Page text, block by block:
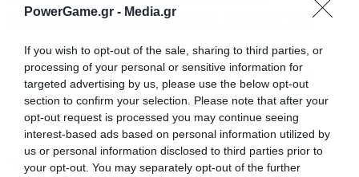
PowerGame.gr - Media.gr
If you wish to opt-out of the sale, sharing to third parties, or
processing of your personal or sensitive information for
targeted advertising by us, please use the below opt-out
section to confirm your selection. Please note that after your
opt-out request is processed you may continue seeing
interest-based ads based on personal information utilized by
us or personal information disclosed to third parties prior to
your opt-out. You may separately opt-out of the further
πρόγραμμα επαναγοράς ιδίων μετοχών της
Ακολουθήστε το Powergame.gr στο
για άμεση και έγκυρη οικονομική
ενημέρωση!
TAGS: EUROBANK ΟΜΟΛΟΓΑ